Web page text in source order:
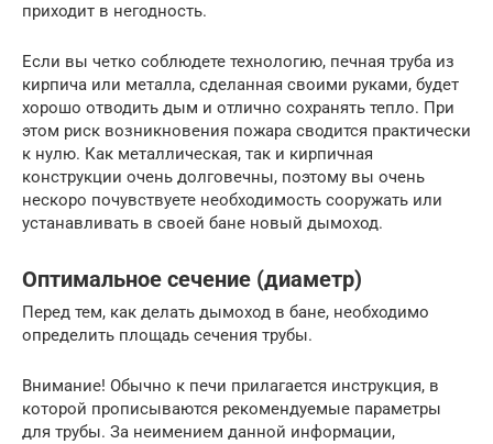
приходит в негодность.
Если вы четко соблюдете технологию, печная труба из
кирпича или металла, сделанная своими руками, будет
хорошо отводить дым и отлично сохранять тепло. При
этом риск возникновения пожара сводится практически
к нулю. Как металлическая, так и кирпичная
конструкции очень долговечны, поэтому вы очень
нескоро почувствуете необходимость сооружать или
устанавливать в своей бане новый дымоход.
Оптимальное сечение (диаметр)
Перед тем, как делать дымоход в бане, необходимо
определить площадь сечения трубы.
Внимание! Обычно к печи прилагается инструкция, в
которой прописываются рекомендуемые параметры
для трубы. За неимением данной информации,